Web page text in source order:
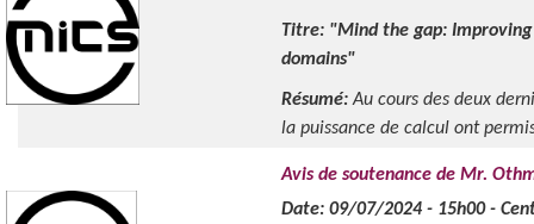
Titre: "Mind the gap: Improving
domains"
Résumé:Au cours des deux
la puissance de calcul ont
Avis de soutenance de Mr.
Date: 09/07/2024 - 15h00 -